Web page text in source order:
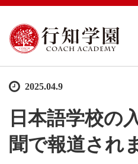
2025.04.9
日本語学校の
聞で報道され